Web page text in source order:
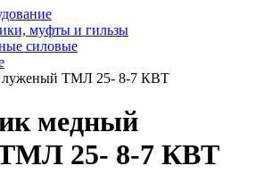
муфты и гильзы
силовые
луженый ТМЛ 25- 8-7 КВТ
медный
25- 8-7 КВТ